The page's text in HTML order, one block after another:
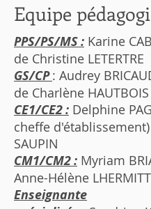
Equipe
PPS/PS/MS : Karine
de Christine LETERTRE
GS/CP: Audrey
de Charlène HAUTBOIS
CE1/CE2 : Delphine
cheffe
SAUPIN
CM1/CM2 : Myriam
Anne-Hélène
Enseignante